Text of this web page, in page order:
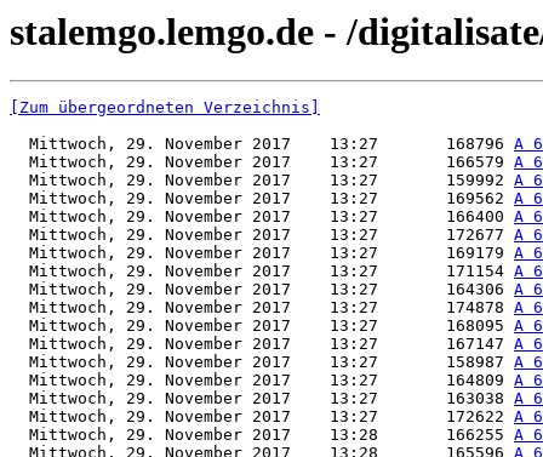
stalemgo.lemgo.de - /
[Zum übergeordneten Verzeichnis]
  Mittwoch, 29. November 2017    13:27       168796
A
  Mittwoch, 29. November 2017    13:27       166579
A
  Mittwoch, 29. November 2017    13:27       159992
A
  Mittwoch, 29. November 2017    13:27       169562
A
  Mittwoch, 29. November 2017    13:27       166400
A
  Mittwoch, 29. November 2017    13:27       172677
A
  Mittwoch, 29. November 2017    13:27       169179
A
  Mittwoch, 29. November 2017    13:27       171154
A
  Mittwoch, 29. November 2017    13:27       164306
A
  Mittwoch, 29. November 2017    13:27       174878
A
  Mittwoch, 29. November 2017    13:27       168095
A
  Mittwoch, 29. November 2017    13:27       167147
A
  Mittwoch, 29. November 2017    13:27       158987
A
  Mittwoch, 29. November 2017    13:27       164809
A
  Mittwoch, 29. November 2017    13:27       163038
A
  Mittwoch, 29. November 2017    13:27       172622
A
  Mittwoch, 29. November 2017    13:28       166255
A
  Mittwoch, 29. November 2017    13:28       165596
A